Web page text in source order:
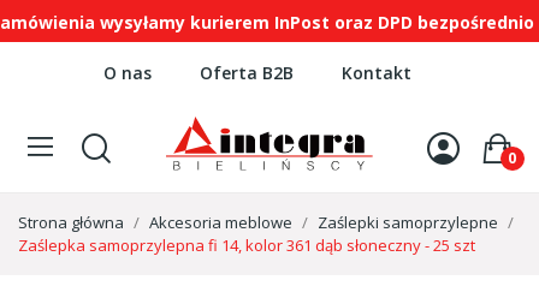
wysyłamy kurierem InPost oraz DPD bezpośrednio
O nas Oferta B2B Kontakt
0
Strona główna Akcesoria meblowe
Zaślepki samoprzylepne
Zaślepka samoprzylepna fi 14, kolor 361 dąb słoneczny - 25 szt